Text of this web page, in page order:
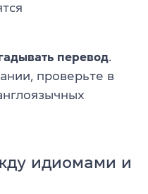
перевод
проверьте в
идиомами и